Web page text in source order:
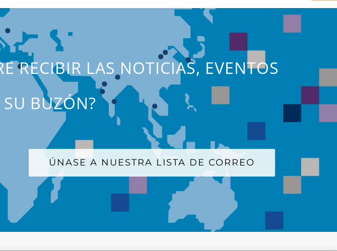
RECIBIR LAS NOTICIAS, EVENTOS
BUZÓN?
ÚNASE A NUESTRA LISTA DE CORREO